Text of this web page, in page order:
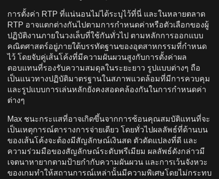
การตั้งค่า RTP ที่แน่นอนไม่ได้ระบุไว้ที่นี่ และในหลายตลาด
RTP อาจแตกต่างกันไปตามการกําหนดค่าหรือตัวเลือกของผู้
ปฏิบัติงานภายในวงเล็บที่ใช้กันทั่วไป ตามหลักการออกแบบ
คณิตศาสตร์อยู่ภายใต้บรรทัดฐานของอุตสาหกรรมที่กําหนด
ไว้ โดยจับคู่เส้นโค้งที่มีความผันผวนสูงกับการตั้งค่าผล
ตอบแทนที่รองรับความสมดุลในระยะยาว รูปแบบต่างๆ ถือ
เป็นแนวทางปฏิบัติมาตรฐานในสภาพแวดล้อมที่มีการควบคุม
และรูปแบบการเล่นหลักยังคงสอดคล้องกันในการกําหนดค่า
ต่างๆ
Max ชนะกระแสที่อาจเกิดขึ้นจากการซ้อนคุณสมบัติแทนที่จะ
เป็นเหตุการณ์ตารางการจ่ายเดียว โดยทั่วไปผลลัพธ์ที่ด้านบน
ของเส้นโค้งจะต้องมีสัญลักษณ์เงินสด ตัวดัดแปลงที่ดี และ
ความร่วมมือของสัญลักษณ์ระดับพรีเมียม ผลลัพธ์ดังกล่าวมี
เจตนาหายากตามป้ายกํากับความผันผวน และการเว้นจังหวะ
ของเกมทําให้สถานการณ์เหล่านั้นมีความพิเศษโดยไม่กระทบ